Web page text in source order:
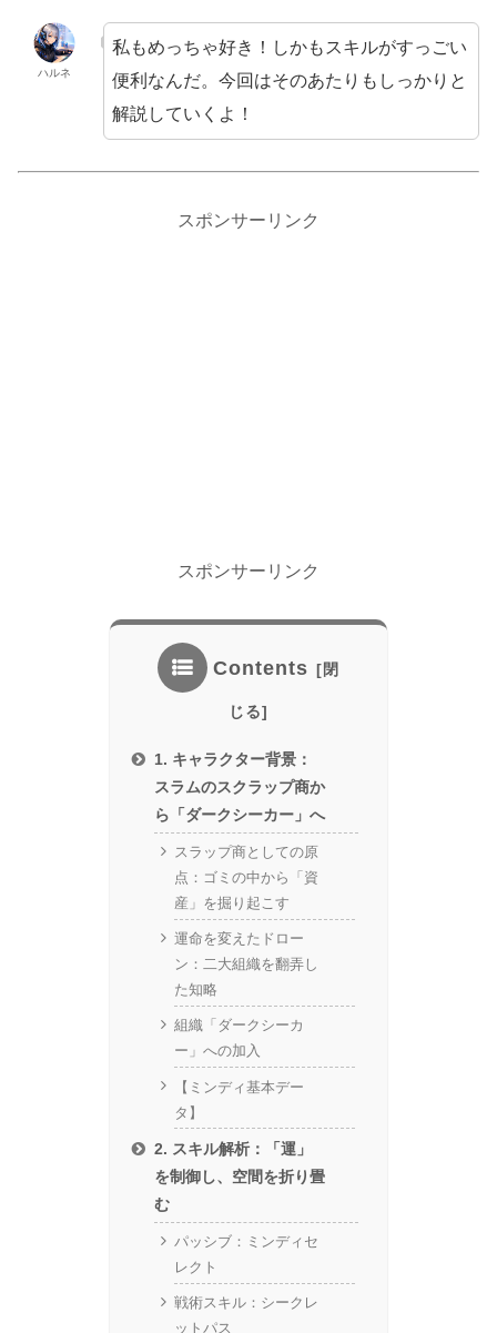
ハルネ
私もめっちゃ好き！しかもスキルがすっごい
便利なんだ。今回はそのあたりもしっかりと
解説していくよ！
スポンサーリンク
スポンサーリンク
Contents
1. キャラクター背景：
スラムのスクラップ商か
ら「ダークシーカー」へ
スラップ商としての原
点：ゴミの中から「資
産」を掘り起こす
運命を変えたドロー
ン：二大組織を翻弄し
た知略
組織「ダークシーカ
ー」への加入
【ミンディ基本デー
タ】
2. スキル解析：「運」
を制御し、空間を折り畳
む
パッシブ：ミンディセ
レクト
戦術スキル：シークレ
ットパス